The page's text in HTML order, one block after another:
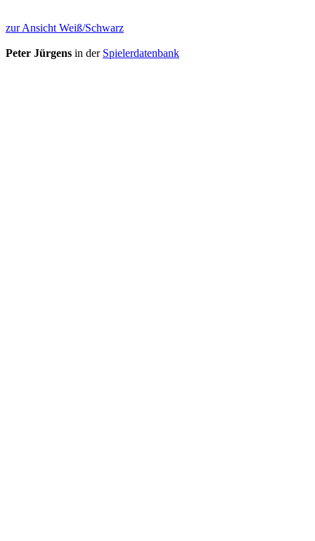
zur Ansicht Weiß/Schwarz
Peter Jürgens in der Spielerdatenbank